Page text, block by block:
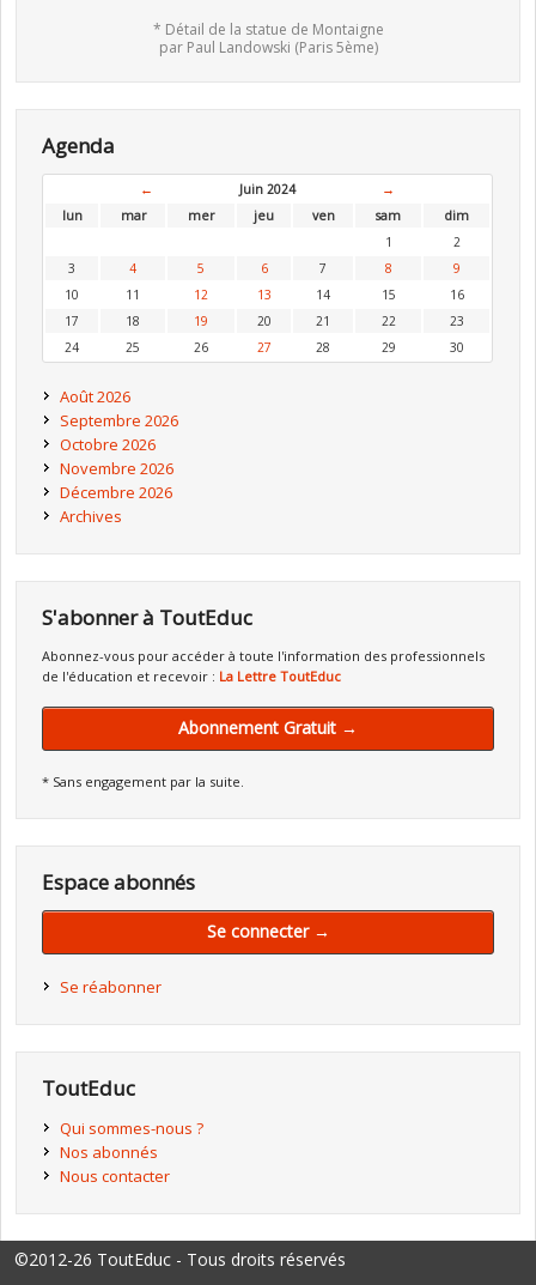
* Détail de la statue de Montaigne
par Paul Landowski (Paris 5ème)
Agenda
← Juin 2024
→
lun
mar mer jeu ven sam
dim
1
2
3
4 5 6 7 8
9
10
11 12 13 14 15
16
17
18 19 20 21 22
23
24
25 26 27 28 29 30
Août 2026
Septembre 2026
Octobre 2026
Novembre 2026
Décembre 2026
Archives
S'abonner à ToutEduc
Abonnez-vous pour accéder à toute l'information des professionnels
de l'éducation et recevoir : La Lettre ToutEduc
Abonnement Gratuit →
* Sans engagement par la suite.
Espace abonnés
Se connecter →
Se réabonner
ToutEduc
Qui sommes-nous ?
Nos abonnés
Nous contacter
©2012-26 ToutEduc - Tous droits réservés